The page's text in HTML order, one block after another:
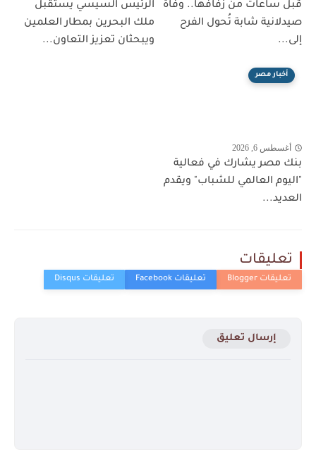
قبل ساعات من زفافها.. وفاة
صيدلانية شابة تُحول الفرح
إلى...
الرئيس السيسي يستقبل
ملك البحرين بمطار العلمين
ويبحثان تعزيز التعاون...
أخبار مصر
أغسطس 6, 2026
بنك مصر يشارك في فعالية
"اليوم العالمي للشباب" ويقدم
العديد...
تعليقات
إرسال تعليق